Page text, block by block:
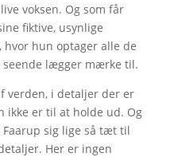
voksen. Og som får
fiktive, usynlige
hun optager alle de
seende lægger mærke til.
verden, i detaljer der er
ikke er til at holde ud. Og
sig lige så tæt til
Her er ingen